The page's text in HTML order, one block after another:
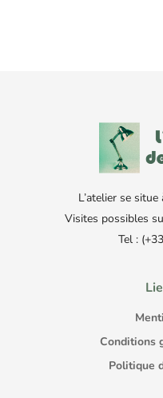
L’atelier se
Visites possibles
Tel :
Conditions
Politique